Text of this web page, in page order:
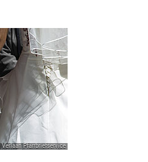
Pfarrbriefservice